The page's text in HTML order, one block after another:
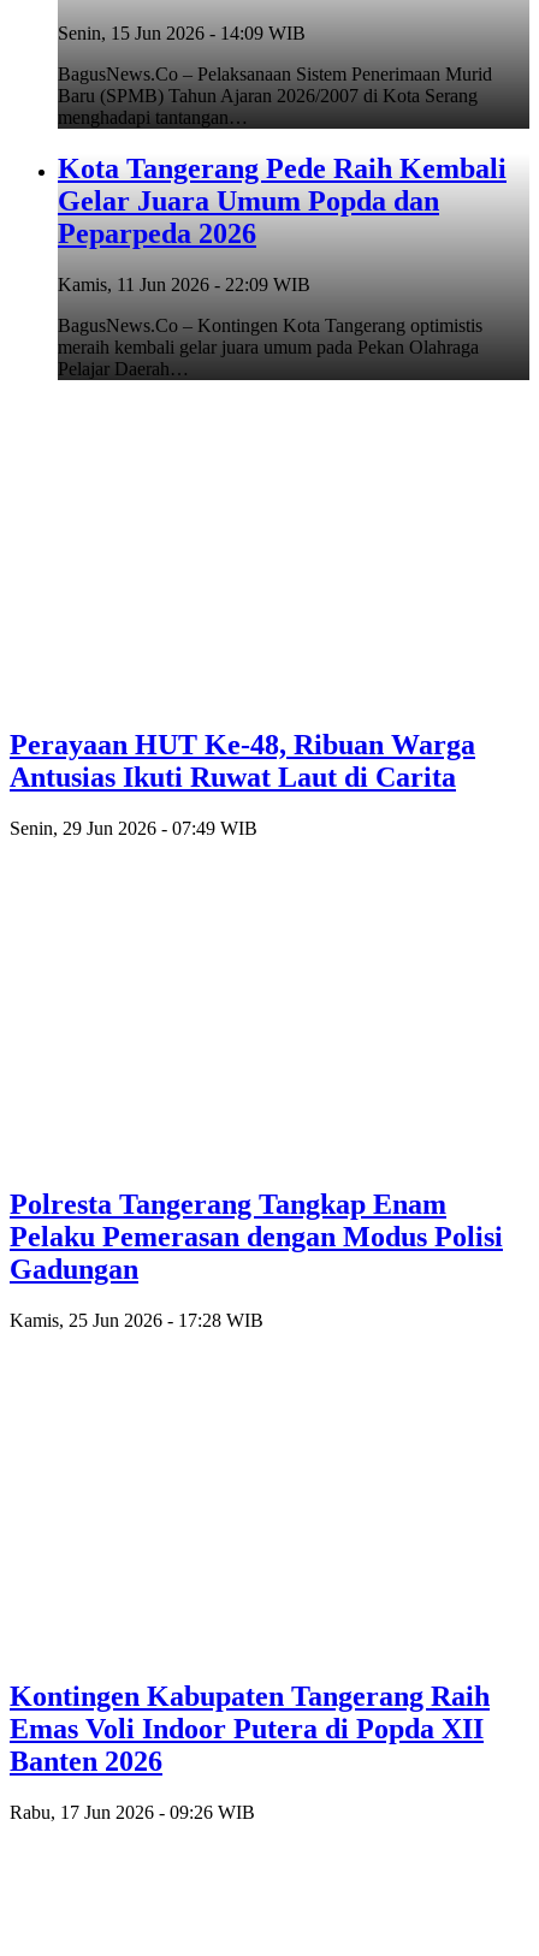
Senin, 15 Jun 2026 - 14:09 WIB
BagusNews.Co – Pelaksanaan Sistem Penerimaan Murid
Baru (SPMB) Tahun Ajaran 2026/2007 di Kota Serang
menghadapi tantangan…
Kota Tangerang Pede Raih Kembali
Gelar Juara Umum Popda dan
Peparpeda 2026
Kamis, 11 Jun 2026 - 22:09 WIB
BagusNews.Co – Kontingen Kota Tangerang optimistis
meraih kembali gelar juara umum pada Pekan Olahraga
Pelajar Daerah…
Perayaan HUT Ke-48, Ribuan Warga
Antusias Ikuti Ruwat Laut di Carita
Senin, 29 Jun 2026 - 07:49 WIB
Polresta Tangerang Tangkap Enam
Pelaku Pemerasan dengan Modus Polisi
Gadungan
Kamis, 25 Jun 2026 - 17:28 WIB
Kontingen Kabupaten Tangerang Raih
Emas Voli Indoor Putera di Popda XII
Banten 2026
Rabu, 17 Jun 2026 - 09:26 WIB